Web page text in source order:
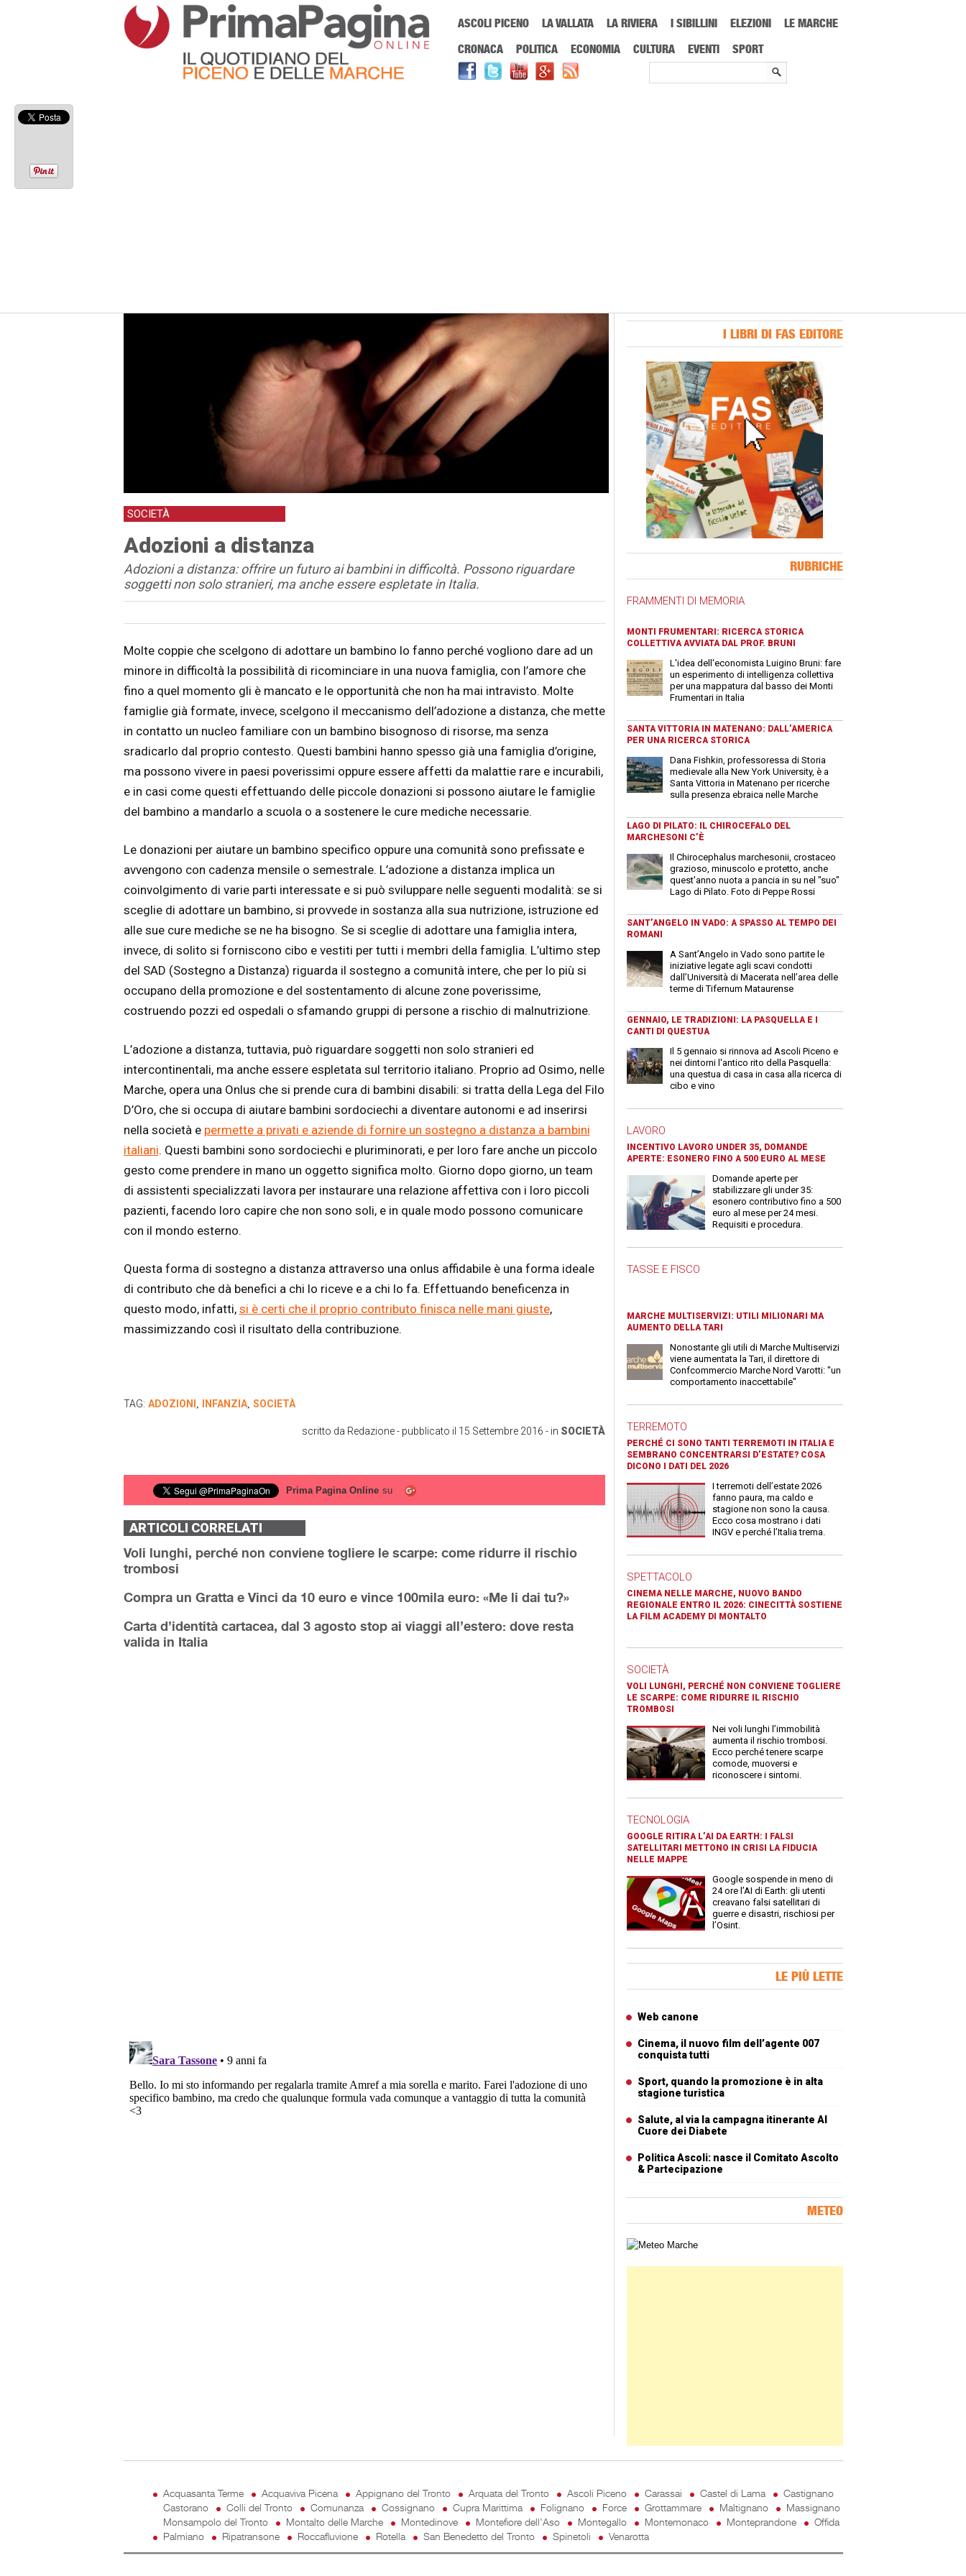
ASCOLI PICENO LA VALLATA LA RIVIERA I SIBILLINI ELEZIONI
LE MARCHE
CRONACA
POLITICA ECONOMIA CULTURA EVENTI SPORT
SOCIETÀ
Adozioni a distanza
Adozioni a distanza: offrire un futuro ai bambini in difficoltà. Possono riguardare
soggetti non solo stranieri, ma anche essere espletate in Italia.
Articolo
Testo articolo principale
Molte coppie che scelgono di adottare un bambino lo fanno perché vogliono dare ad un
minore in difficoltà la possibilità di ricominciare in una nuova famiglia, con l’amore che
fino a quel momento gli è mancato e le opportunità che non ha mai intravisto. Molte
famiglie già formate, invece, scelgono il meccanismo dell’adozione a distanza, che mette
in contatto un nucleo familiare con un bambino bisognoso di risorse, ma senza
sradicarlo dal proprio contesto. Questi bambini hanno spesso già una famiglia d’origine,
ma possono vivere in paesi poverissimi oppure essere affetti da malattie rare e incurabili,
e in casi come questi effettuando delle piccole donazioni si possono aiutare le famiglie
del bambino a mandarlo a scuola o a sostenere le cure mediche necessarie.
Le donazioni per aiutare un bambino specifico oppure una comunità sono prefissate e
avvengono con cadenza mensile o semestrale. L’adozione a distanza implica un
coinvolgimento di varie parti interessate e si può sviluppare nelle seguenti modalità: se si
sceglie di adottare un bambino, si provvede in sostanza alla sua nutrizione, istruzione ed
alle sue cure mediche se ne ha bisogno. Se si sceglie di adottare una famiglia intera,
invece, di solito si forniscono cibo e vestiti per tutti i membri della famiglia. L’ultimo step
del SAD (Sostegno a Distanza) riguarda il sostegno a comunità intere, che per lo più si
occupano della promozione e del sostentamento di alcune zone poverissime,
costruendo pozzi ed ospedali o sfamando gruppi di persone a rischio di malnutrizione.
L’adozione a distanza, tuttavia, può riguardare soggetti non solo stranieri ed
intercontinentali, ma anche essere espletata sul territorio italiano. Proprio ad Osimo, nelle
Marche, opera una Onlus che si prende cura di bambini disabili: si tratta della Lega del Filo
D’Oro, che si occupa di aiutare bambini sordociechi a diventare autonomi e ad inserirsi
nella società e permette a privati e aziende di fornire un sostegno a distanza a bambini
italiani. Questi bambini sono sordociechi e pluriminorati, e per loro fare anche un piccolo
gesto come prendere in mano un oggetto significa molto. Giorno dopo giorno, un team
di assistenti specializzati lavora per instaurare una relazione affettiva con i loro piccoli
pazienti, facendo loro capire che non sono soli, e in quale modo possono comunicare
con il mondo esterno.
Questa forma di sostegno a distanza attraverso una onlus affidabile è una forma ideale
di contributo che dà benefici a chi lo riceve e a chi lo fa. Effettuando beneficenza in
questo modo, infatti, si è certi che il proprio contributo finisca nelle mani giuste,
massimizzando così il risultato della contribuzione.
TAG: ADOZIONI , INFANZIA, SOCIETÀ
scritto da Redazione- pubblicato il 15 Settembre 2016 - in SOCIETÀ
Prima Pagina Online su
ARTICOLI CORRELATI
Voli lunghi, perché non conviene togliere le scarpe: come ridurre il rischio
trombosi
Compra un Gratta e Vinci da 10 euro e vince 100mila euro: «Me li dai tu?»
Carta d’identità cartacea, dal 3 agosto stop ai viaggi all’estero: dove resta
valida in Italia
I LIBRI DI FAS EDITORE
RUBRICHE
FRAMMENTI DI MEMORIA
MONTI FRUMENTARI: RICERCA STORICA
COLLETTIVA AVVIATA DAL PROF. BRUNI
L'idea dell'economista Luigino Bruni: fare
un esperimento di intelligenza collettiva
per una mappatura dal basso dei Monti
Frumentari in Italia
SANTA VITTORIA IN MATENANO: DALL’AMERICA
PER UNA RICERCA STORICA
Dana Fishkin, professoressa di Storia
medievale alla New York University, è a
Santa Vittoria in Matenano per ricerche
sulla presenza ebraica nelle Marche
LAGO DI PILATO: IL CHIROCEFALO DEL
MARCHESONI C’È
Il Chirocephalus marchesonii, crostaceo
grazioso, minuscolo e protetto, anche
quest'anno nuota a pancia in su nel "suo"
Lago di Pilato. Foto di Peppe Rossi
SANT’ANGELO IN VADO: A SPASSO AL TEMPO DEI
ROMANI
A Sant’Angelo in Vado sono partite le
iniziative legate agli scavi condotti
dall’Università di Macerata nell’area delle
terme di Tifernum Mataurense
GENNAIO, LE TRADIZIONI: LA PASQUELLA E I
CANTI DI QUESTUA
Il 5 gennaio si rinnova ad Ascoli Piceno e
nei dintorni l'antico rito della Pasquella:
una questua di casa in casa alla ricerca di
cibo e vino
LAVORO
INCENTIVO LAVORO UNDER 35, DOMANDE
APERTE: ESONERO FINO A 500 EURO AL MESE
Domande aperte per
stabilizzare gli under 35:
esonero contributivo fino a 500
euro al mese per 24 mesi.
Requisiti e procedura.
TASSE E FISCO
MARCHE MULTISERVIZI: UTILI MILIONARI MA
AUMENTO DELLA TARI
Nonostante gli utili di Marche Multiservizi
viene aumentata la Tari, il direttore di
Confcommercio Marche Nord Varotti: "un
comportamento inaccettabile"
TERREMOTO
PERCHÉ CI SONO TANTI TERREMOTI IN ITALIA E
SEMBRANO CONCENTRARSI D’ESTATE? COSA
DICONO I DATI DEL 2026
I terremoti dell’estate 2026
fanno paura, ma caldo e
stagione non sono la causa.
Ecco cosa mostrano i dati
INGV e perché l’Italia trema.
SPETTACOLO
CINEMA NELLE MARCHE, NUOVO BANDO
REGIONALE ENTRO IL 2026: CINECITTÀ SOSTIENE
LA FILM ACADEMY DI MONTALTO
SOCIETÀ
VOLI LUNGHI, PERCHÉ NON CONVIENE TOGLIERE
LE SCARPE: COME RIDURRE IL RISCHIO
TROMBOSI
Nei voli lunghi l’immobilità
aumenta il rischio trombosi.
Ecco perché tenere scarpe
comode, muoversi e
riconoscere i sintomi.
TECNOLOGIA
GOOGLE RITIRA L’AI DA EARTH: I FALSI
SATELLITARI METTONO IN CRISI LA FIDUCIA
NELLE MAPPE
Google sospende in meno di
24 ore l’AI di Earth: gli utenti
creavano falsi satellitari di
guerre e disastri, rischiosi per
l’Osint.
LE PIÙ LETTE
Web canone
Cinema, il nuovo film dell’agente 007
conquista tutti
Sport, quando la promozione è in alta
stagione turistica
Salute, al via la campagna itinerante Al
Cuore dei Diabete
Politica Ascoli: nasce il Comitato Ascolto
& Partecipazione
METEO
Carta meteorologica delle Marche
Acquasanta Terme Acquaviva Picena Appignano del Tronto Arquata del Tronto Ascoli Piceno Carassai Castel di Lama
Castignano
Castorano
Colli del Tronto Comunanza Cossignano Cupra Marittima Folignano Force Grottammare Maltignano
Massignano
Monsampolo del Tronto
Montalto delle Marche Montedinove Montefiore dell'Aso Montegallo Montemonaco Monteprandone
Offida
Palmiano
Ripatransone Roccafluvione Rotella San Benedetto del Tronto Spinetoli Venarotta